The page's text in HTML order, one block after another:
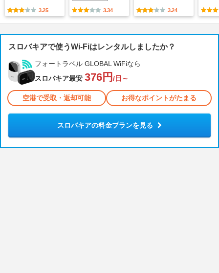
3.25 3.34 3.24
スロバキアで使うWi-Fiはレンタルしましたか？
フォートラベル GLOBAL WiFiなら
スロバキア最安 376円 /日～
空港で受取・返却可能 お得なポイントがたまる
スロバキアの料金プランを見る